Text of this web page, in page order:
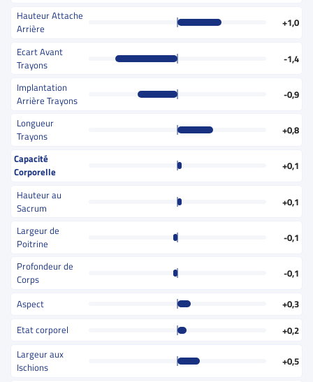
Hauteur Attache
Arrière
+1,0
Ecart Avant
Trayons
-1,4
Implantation
Arrière Trayons
-0,9
Longueur
Trayons
+0,8
Capacité
Corporelle
+0,1
Hauteur au
Sacrum
+0,1
Largeur de
Poitrine
-0,1
Profondeur de
Corps
-0,1
Aspect
+0,3
Etat corporel
+0,2
Largeur aux
Ischions
+0,5